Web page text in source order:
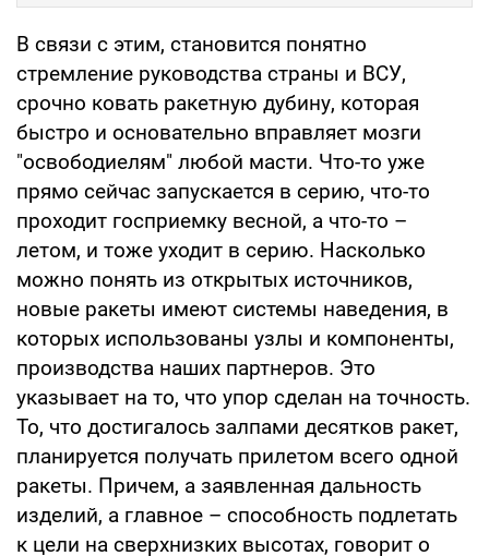
В связи с этим, становится понятно
стремление руководства страны и ВСУ,
срочно ковать ракетную дубину, которая
быстро и основательно вправляет мозги
"освободиелям" любой масти. Что-то уже
прямо сейчас запускается в серию, что-то
проходит госприемку весной, а что-то –
летом, и тоже уходит в серию. Насколько
можно понять из открытых источников,
новые ракеты имеют системы наведения, в
которых использованы узлы и компоненты,
производства наших партнеров. Это
указывает на то, что упор сделан на точность.
То, что достигалось залпами десятков ракет,
планируется получать прилетом всего одной
ракеты. Причем, а заявленная дальность
изделий, а главное – способность подлетать
к цели на сверхнизких высотах, говорит о